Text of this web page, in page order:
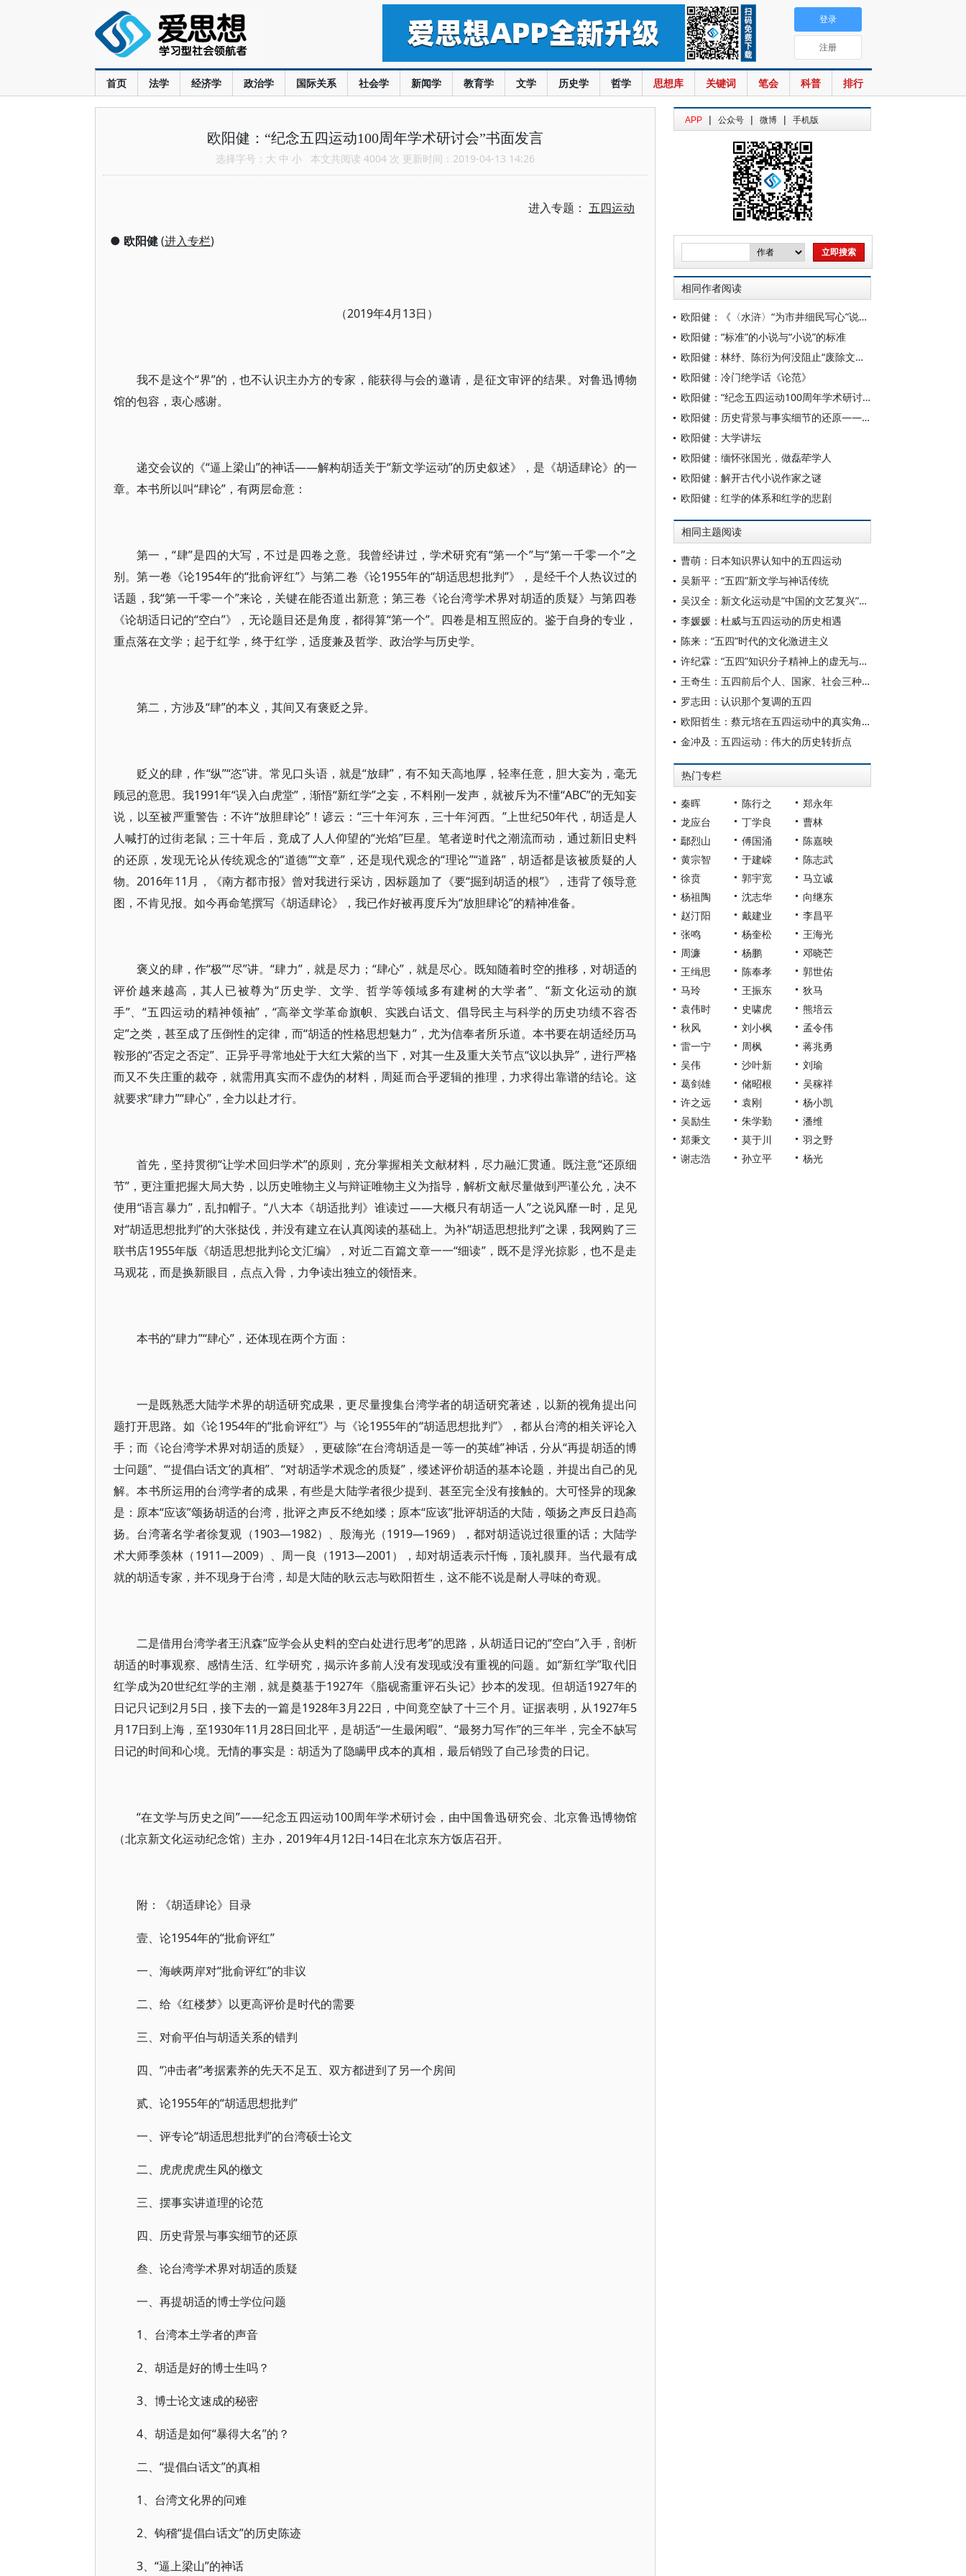
首页 法学 经济学 政治学 国际关系 社会学 新闻学 教育学 文学 历史学 哲学 思想库 关键词 笔会 科普 排行
登录
注册
欧阳健：“纪念五四运动100周年学术研讨会”书面发言
选择字号： 大 中 小 本文共阅读 4004 次 更新时间：2019-04-13 14:26
进入专题： 五四运动
● 欧阳健(进入专栏)
（2019年4月13日）
我不是这个“界”的，也不认识主办方的专家，能获得与会的邀请，是征文审评的结果。对鲁迅博物
馆的包容，衷心感谢。
递交会议的《“逼上梁山”的神话——解构胡适关于“新文学运动”的历史叙述》，是《胡适肆论》的一
章。本书所以叫“肆论”，有两层命意：
第一，“肆”是四的大写，不过是四卷之意。我曾经讲过，学术研究有“第一个”与“第一千零一个”之
别。第一卷《论1954年的“批俞评红”》与第二卷《论1955年的“胡适思想批判”》，是经千个人热议过的
话题，我“第一千零一个”来论，关键在能否道出新意；第三卷《论台湾学术界对胡适的质疑》与第四卷
《论胡适日记的“空白”》，无论题目还是角度，都得算“第一个”。四卷是相互照应的。鉴于自身的专业，
重点落在文学；起于红学，终于红学，适度兼及哲学、政治学与历史学。
第二，方涉及“肆”的本义，其间又有褒贬之异。
贬义的肆，作“纵”“恣”讲。常见口头语，就是“放肆”，有不知天高地厚，轻率任意，胆大妄为，毫无
顾忌的意思。我1991年“误入白虎堂”，渐悟“新红学”之妄，不料刚一发声，就被斥为不懂“ABC”的无知妄
说，以至被严重警告：不许“放胆肆论”！谚云：“三十年河东，三十年河西。”上世纪50年代，胡适是人
人喊打的过街老鼠；三十年后，竟成了人人仰望的“光焰”巨星。笔者逆时代之潮流而动，通过新旧史料
的还原，发现无论从传统观念的“道德”“文章”，还是现代观念的“理论”“道路”，胡适都是该被质疑的人
物。2016年11月，《南方都市报》曾对我进行采访，因标题加了《要“掘到胡适的根”》，违背了领导意
图，不肯见报。如今再命笔撰写《胡适肆论》，我已作好被再度斥为“放胆肆论”的精神准备。
褒义的肆，作“极”“尽”讲。“肆力”，就是尽力；“肆心”，就是尽心。既知随着时空的推移，对胡适的
评价越来越高，其人已被尊为“历史学、文学、哲学等领域多有建树的大学者”、“新文化运动的旗
手”、“五四运动的精神领袖”，“高举文学革命旗帜、实践白话文、倡导民主与科学的历史功绩不容否
定”之类，甚至成了压倒性的定律，而“胡适的性格思想魅力”，尤为信奉者所乐道。本书要在胡适经历马
鞍形的“否定之否定”、正异乎寻常地处于大红大紫的当下，对其一生及重大关节点“议以执异”，进行严格
而又不失庄重的裁夺，就需用真实而不虚伪的材料，周延而合乎逻辑的推理，力求得出靠谱的结论。这
就要求“肆力”“肆心”，全力以赴才行。
首先，坚持贯彻“让学术回归学术”的原则，充分掌握相关文献材料，尽力融汇贯通。既注意“还原细
节”，更注重把握大局大势，以历史唯物主义与辩证唯物主义为指导，解析文献尽量做到严谨公允，决不
使用“语言暴力”，乱扣帽子。“八大本《胡适批判》谁读过——大概只有胡适一人”之说风靡一时，足见
对“胡适思想批判”的大张挞伐，并没有建立在认真阅读的基础上。为补“胡适思想批判”之课，我网购了三
联书店1955年版《胡适思想批判论文汇编》，对近二百篇文章一一“细读”，既不是浮光掠影，也不是走
马观花，而是换新眼目，点点入骨，力争读出独立的领悟来。
本书的“肆力”“肆心”，还体现在两个方面：
一是既熟悉大陆学术界的胡适研究成果，更尽量搜集台湾学者的胡适研究著述，以新的视角提出问
题打开思路。如《论1954年的“批俞评红”》与《论1955年的“胡适思想批判”》，都从台湾的相关评论入
手；而《论台湾学术界对胡适的质疑》，更破除“在台湾胡适是一等一的英雄”神话，分从“再提胡适的博
士问题”、“‘提倡白话文’的真相”、“对胡适学术观念的质疑”，缕述评价胡适的基本论题，并提出自己的见
解。本书所运用的台湾学者的成果，有些是大陆学者很少提到、甚至完全没有接触的。大可怪异的现象
是：原本“应该”颂扬胡适的台湾，批评之声反不绝如缕；原本“应该”批评胡适的大陆，颂扬之声反日趋高
扬。台湾著名学者徐复观（1903—1982）、殷海光（1919—1969），都对胡适说过很重的话；大陆学
术大师季羡林（1911—2009）、周一良（1913—2001），却对胡适表示忏悔，顶礼膜拜。当代最有成
就的胡适专家，并不现身于台湾，却是大陆的耿云志与欧阳哲生，这不能不说是耐人寻味的奇观。
二是借用台湾学者王汎森“应学会从史料的空白处进行思考”的思路，从胡适日记的“空白”入手，剖析
胡适的时事观察、感情生活、红学研究，揭示许多前人没有发现或没有重视的问题。如“新红学”取代旧
红学成为20世纪红学的主潮，就是奠基于1927年《脂砚斋重评石头记》抄本的发现。但胡适1927年的
日记只记到2月5日，接下去的一篇是1928年3月22日，中间竟空缺了十三个月。证据表明，从1927年5
月17日到上海，至1930年11月28日回北平，是胡适“一生最闲暇”、“最努力写作”的三年半，完全不缺写
日记的时间和心境。无情的事实是：胡适为了隐瞒甲戌本的真相，最后销毁了自己珍贵的日记。
“在文学与历史之间”——纪念五四运动100周年学术研讨会，由中国鲁迅研究会、北京鲁迅博物馆
（北京新文化运动纪念馆）主办，2019年4月12日-14日在北京东方饭店召开。
附：《胡适肆论》目录
壹、论1954年的“批俞评红”
一、海峡两岸对“批俞评红”的非议
二、给《红楼梦》以更高评价是时代的需要
三、对俞平伯与胡适关系的错判
四、“冲击者”考据素养的先天不足五、双方都进到了另一个房间
贰、论1955年的“胡适思想批判”
一、评专论“胡适思想批判”的台湾硕士论文
二、虎虎虎虎生风的檄文
三、摆事实讲道理的论范
四、历史背景与事实细节的还原
叁、论台湾学术界对胡适的质疑
一、再提胡适的博士学位问题
1、台湾本土学者的声音
2、胡适是好的博士生吗？
3、博士论文速成的秘密
4、胡适是如何“暴得大名”的？
二、“提倡白话文”的真相
1、台湾文化界的问难
2、钩稽“提倡白话文”的历史陈迹
3、“逼上梁山”的神话
APP | 公众号 | 微博 | 手机版
相同作者阅读
欧阳健：《〈水浒〉“为市井细民写心”说》发表四十周年
欧阳健：“标准”的小说与“小说”的标准
欧阳健：林纾、陈衍为何没阻止“废除文言”？
欧阳健：冷门绝学话《论范》
欧阳健：“纪念五四运动100周年学术研讨会”书面发言
欧阳健：历史背景与事实细节的还原——北大学人“胡适思想批判”一瞥
欧阳健：大学讲坛
欧阳健：缅怀张国光，做磊荦学人
欧阳健：解开古代小说作家之谜
欧阳健：红学的体系和红学的悲剧
相同主题阅读
曹萌：日本知识界认知中的五四运动
吴新平：“五四”新文学与神话传统
吴汉全：新文化运动是“中国的文艺复兴”吗？
李媛媛：杜威与五四运动的历史相遇
陈来：“五四”时代的文化激进主义
许纪霖：“五四”知识分子精神上的虚无与苦闷
王奇生：五四前后个人、国家、社会三种观念的变迁
罗志田：认识那个复调的五四
欧阳哲生：蔡元培在五四运动中的真实角色
金冲及：五四运动：伟大的历史转折点
热门专栏
秦晖 陈行之
郑永年
龙应台
丁学良
曹林
鄢烈山
傅国涌
陈嘉映
黄宗智
于建嵘
陈志武
徐贲
郭宇宽
马立诚
杨祖陶
沈志华
向继东
赵汀阳
戴建业
李昌平
张鸣
杨奎松
王海光
周濂
杨鹏
邓晓芒
王缉思
陈奉孝
郭世佑
马玲
王振东
狄马
袁伟时
史啸虎
熊培云
秋风
刘小枫
孟令伟
雷一宁
周枫
蒋兆勇
吴伟
沙叶新
刘瑜
葛剑雄
储昭根
吴稼祥
许之远
袁刚
杨小凯
吴励生
朱学勤
潘维
郑秉文
莫于川
羽之野
谢志浩
孙立平 杨光